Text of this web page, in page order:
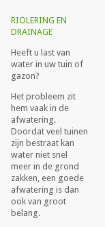
RIOLERING EN
DRAINAGE
Heeft u last van
water in uw tuin of
gazon?
Het probleem zit
hem vaak in de
afwatering.
Doordat veel tuinen
zijn bestraat kan
water niet snel
meer in de grond
zakken, een goede
afwatering is dan
ook van groot
belang.